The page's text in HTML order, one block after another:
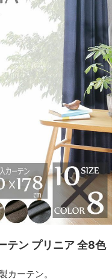
テン プリニア 全8色
カーテン。